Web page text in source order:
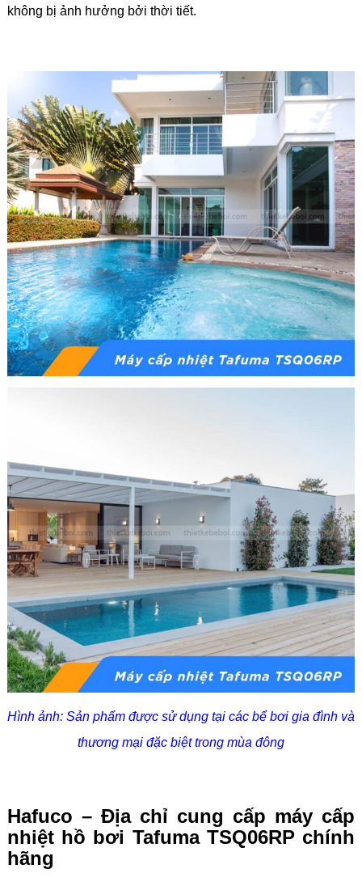
không bị ảnh hưởng bởi thời tiết.
Hình ảnh: Sản phẩm được sử dụng tại các bể bơi gia đình và
thương mại đặc biệt trong mùa đông
Hafuco – Địa chỉ cung cấp máy cấp
nhiệt hồ bơi Tafuma TSQ06RP chính
hãng